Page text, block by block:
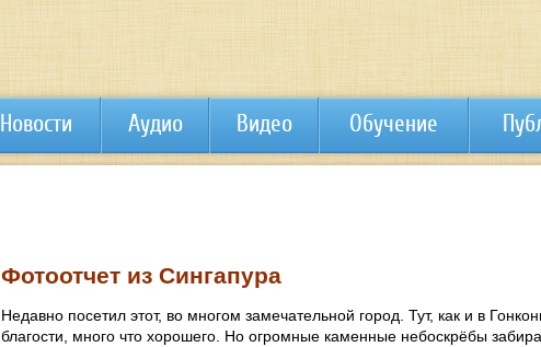
Новости Аудио Видео Обучение
Фотоотчет из Сингапура
Недавно посетил этот, во многом замечательной город. Тут, как и в
благости, много что хорошего. Но огромные каменные небоскрёбы